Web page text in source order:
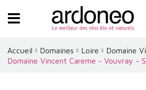
Accueil Domaines Loire
Domaine
Domaine Vincent Careme - Vouvray -